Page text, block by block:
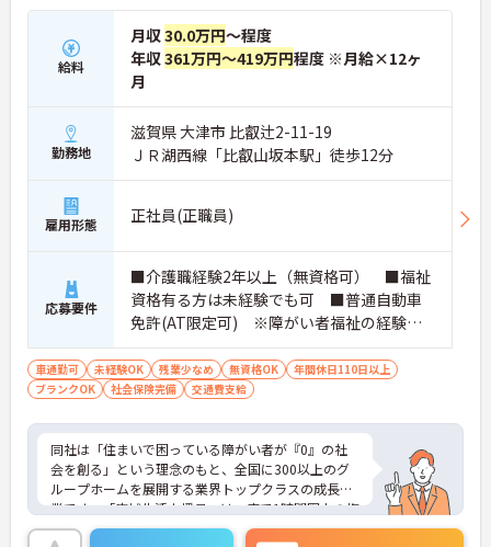
給料
月収30.0万円～程度
年収361万円～419万円程度 ※月給×12ヶ
月
勤務地
滋賀県 大津市 比叡辻2-11-19
ＪＲ湖西線「比叡山坂本駅」徒歩12分
雇用形態 正社員(正職員)
応募要件
■介護職経験2年以上（無資格可） ■福祉
資格有る方は未経験でも可 ■普通自動車
免許(AT限定可) ※障がい者福祉の経験は
不問です。※初任者研修資格 ヘルパー2級以
上の方、実務経験2年以上の方、障がい者福
祉に関する経験をお持ちの方大歓迎
車通勤可 未経験OK 残業少なめ 無資格OK
年間休日110日以上
ブランクOK
社会保険完備 交通費支給
同社は「住まいで困っている障がい者が『0』の社
会を創る」という理念のもと、全国に300以上のグ
ループホームを展開する業界トップクラスの成長企
業です。「広域生活支援員」は、車で1時間圏内の複
数施設を横断的に担当し、現場支援とパートスタッ